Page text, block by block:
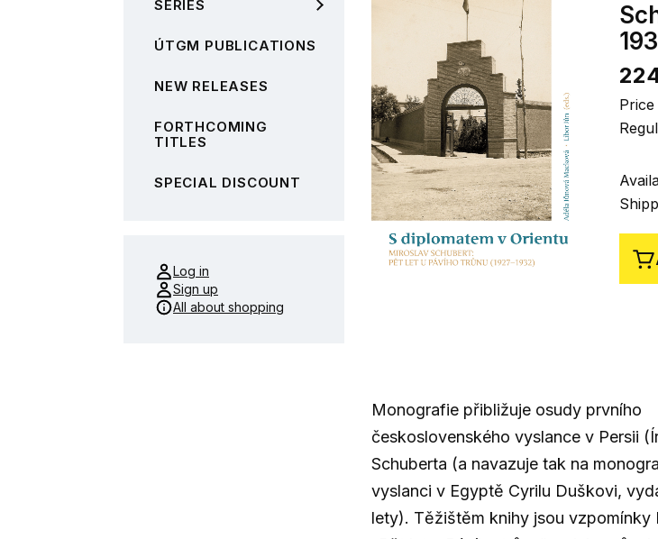
SERIES
ÚTGM PUBLICATIONS
NEW RELEASES
FORTHCOMING
TITLES
SPECIAL DISCOUNT
Log in
Sign up
All about shopping
Monografie přibližuje osudy prvního
československého vyslance v Persii
Schuberta (a navazuje tak na
vyslanci v Egyptě Cyrilu Duškovi,
lety). Těžištěm knihy jsou vzpomínky